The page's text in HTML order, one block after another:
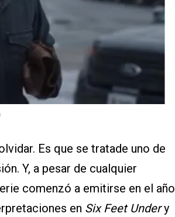
Es que se tratade uno de
Y, a pesar de cualquier
comenzó a emitirse en el año
en Six Feet Undery